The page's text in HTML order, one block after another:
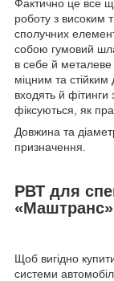
Фактично це все
роботу з високим
сполучних
собою гумовий
в себе й
міцним та
входять й фітинги
фіксуються, як
Довжина та
призначення.
РВТ для
«Маштранс»
Щоб вигідно
системи